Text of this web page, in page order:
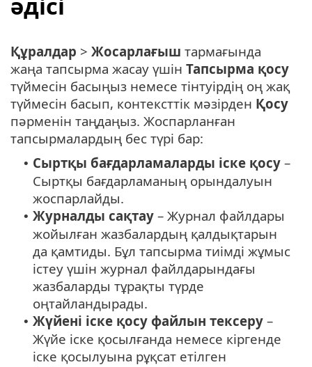
Құралдар > Жосарлағыш тармағында
жаңа тапсырма жасау үшін Тапсырма қосу
түймесін басыңыз немесе тінтуірдің оң жақ
түймесін басып, контексттік мәзірден Қосу
пәрменін таңдаңыз. Жоспарланған
тапсырмалардың бес түрі бар:
• Сыртқы бағдарламаларды іске қосу –
Сыртқы бағдарламаның орындалуын
жоспарлайды.
• Журналды сақтау – Журнал файлдары
жойылған жазбалардың қалдықтарын
да қамтиды. Бұл тапсырма тиімді жұмыс
істеу үшін журнал файлдарындағы
жазбаларды тұрақты түрде
оңтайландырады.
• Жүйені іске қосу файлын тексеру –
Жүйе іске қосылғанда немесе кіргенде
іске қосылуына рұқсат етілген